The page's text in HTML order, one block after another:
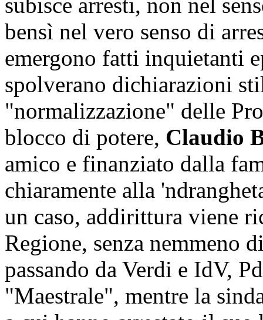
bensì nel vero senso di
emergono fatti inquietanti
spolverano dichiarazioni
"normalizzazione" delle
blocco di potere, Claudio
amico e finanziato dalla
chiaramente alla
un caso, addirittura viene
Regione, senza nemmeno
passando da Verdi e IdV,
"Maestrale", mentre la